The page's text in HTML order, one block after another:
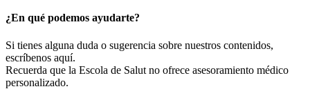
¿En qué podemos ayudarte?
Si tienes alguna duda o sugerencia sobre nuestros contenidos,
escríbenos aquí.
Recuerda que la Escola de Salut no ofrece asesoramiento médico
personalizado.